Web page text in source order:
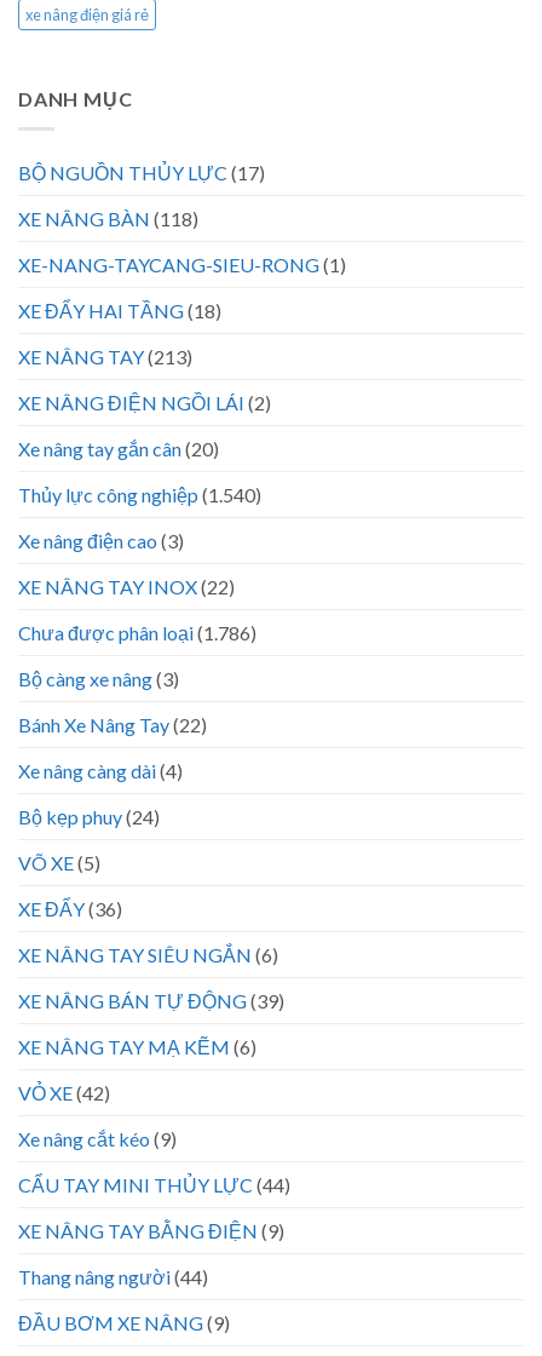
xe nâng điện giá rẻ
DANH MỤC
BỘ NGUỒN THỦY LỰC (17)
XE NÂNG BÀN (118)
XE-NANG-TAYCANG-SIEU-RONG(1)
XE ĐẨY HAI TẦNG(18)
XE NÂNG TAY(213)
XE NÂNG ĐIỆN NGỒI LÁI (2)
Xe nâng tay gắn cân(20)
Thủy lực công nghiệp (1.540)
Xe nâng điện cao (3)
XE NÂNG TAY INOX(22)
Chưa được phân loại(1.786)
Bộ càng xe nâng(3)
Bánh Xe Nâng Tay(22)
Xe nâng càng dài(4)
Bộ kẹp phuy(24)
VÕ XE(5)
XE ĐẨY(36)
XE NÂNG TAY SIÊU NGẮN (6)
XE NÂNG BÁN TỰ ĐỘNG(39)
XE NÂNG TAY MẠ KẼM (6)
VỎ XE(42)
Xe nâng cắt kéo (9)
CẨU TAY MINI THỦY LỰC (44)
XE NÂNG TAY BẰNG ĐIỆN (9)
Thang nâng người(44)
ĐẦU BƠM XE NÂNG(9)